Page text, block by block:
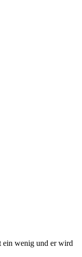
ein wenig und er wird